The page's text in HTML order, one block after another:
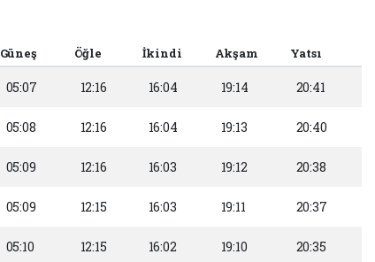
Güneş Öğle İkindi Akşam Yatsı
05:07 12:16 16:04 19:14 20:41
05:08 12:16 16:04 19:13 20:40
05:09 12:16 16:03 19:12 20:38
05:09 12:15 16:03 19:11 20:37
05:10 12:15 16:02 19:10 20:35